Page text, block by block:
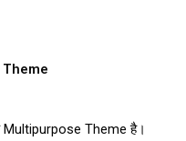
Theme है।